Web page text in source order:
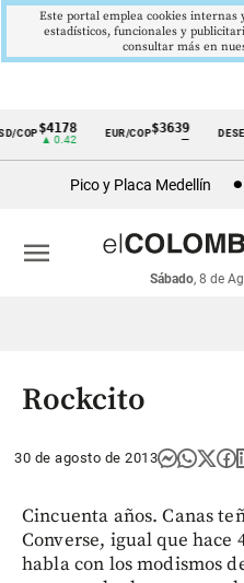
Cintillo
económicos
Colombia
COP$4178
▲ 0.42
EUR/COP$3639
Pico y Placa Medellín
Sábado, 8 de
menu
Rockcito
30 de agosto de 2013
Cincuenta años. Canas
Converse, igual que hace
habla con los modismos
Este portal emplea cookies internas
estadísticos, funcionales y
consultar más en